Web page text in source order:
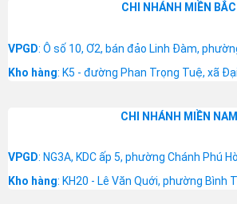
CHI NHÁNH MIỀN BẮC
VPGD: Ô số 10, Ơ2, bán đảo Linh Đàm,
Kho hàng: K5 - đường Phan Trọng Tuệ, xã
CHI NHÁNH MIỀN NAM
VPGD: NG3A, KDC ấp 5, phường Chánh Phú
Kho hàng: KH20 - Lê Văn Quới, phường Bình